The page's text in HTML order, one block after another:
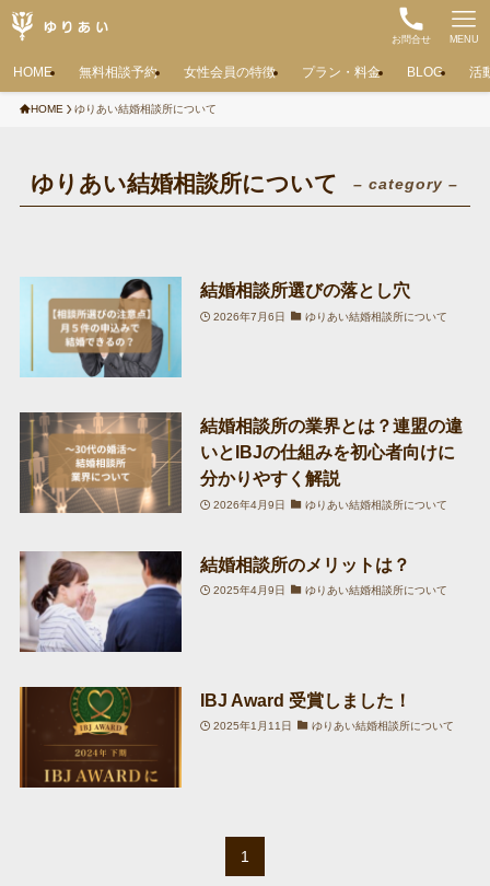
お問合せ MENU
HOME 無料相談予約 女性会員の特徴 プラン・料金 BLOG 活
HOME ゆりあい結婚相談所について
ゆりあい結婚相談所について – category –
結婚相談所選びの落とし穴
2026年7月6日 ゆりあい結婚相談所について
結婚相談所の業界とは？連盟の違
いとIBJの仕組みを初心者向けに
分かりやすく解説
2026年4月9日 ゆりあい結婚相談所について
結婚相談所のメリットは？
2025年4月9日 ゆりあい結婚相談所について
IBJ Award 受賞しました！
2025年1月11日 ゆりあい結婚相談所について
1